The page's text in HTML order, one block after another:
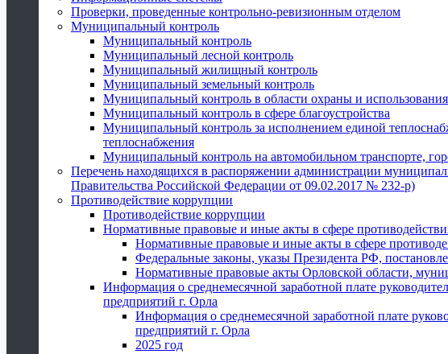
Проверки, проведенные контрольно-ревизионным отделом
Муниципальный контроль
Муниципальный контроль
Муниципальный лесной контроль
Муниципальный жилищный контроль
Муниципальный земельный контроль
Муниципальный контроль в области охраны и
Муниципальный контроль в сфере благоустройства
Муниципальный контроль за исполнением единой
теплоснабжения
Муниципальный контроль на автомобильном транспорте,
Перечень находящихся в распоряжении администрации
Правительства Российской Федерации от 09.02.2017 № 232-р)
Противодействие коррупции
Противодействие коррупции
Нормативные правовые и иные акты в сфере
Нормативные правовые и иные акты в сфере
Федеральные законы, указы Президента РФ,
Нормативные правовые акты Орловской области,
Информация о среднемесячной заработной плате
предприятий г. Орла
Информация о среднемесячной заработной плате
предприятий г. Орла
2025 год